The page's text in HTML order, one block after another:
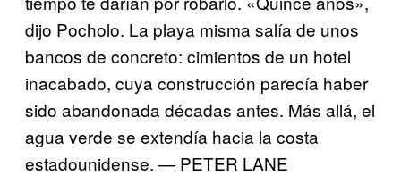
dijo Pocholo. La playa misma salía de unos
bancos de concreto: cimientos de un hotel
inacabado, cuya construcción parecía haber
sido abandonada décadas antes. Más allá, el
agua verde se extendía hacia la costa
estadounidense. — PETER LANE